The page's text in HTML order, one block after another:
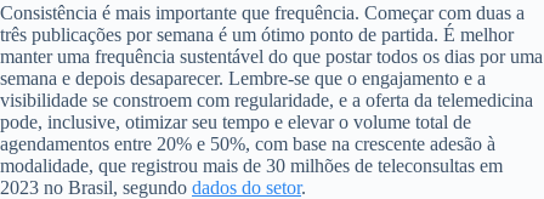
Consistência é mais importante que frequência. Começar com duas a
três publicações por semana é um ótimo ponto de partida. É melhor
manter uma frequência sustentável do que postar todos os dias por uma
semana e depois desaparecer. Lembre-se que o engajamento e a
visibilidade se constroem com regularidade, e a oferta da telemedicina
pode, inclusive, otimizar seu tempo e elevar o volume total de
agendamentos entre 20% e 50%, com base na crescente adesão à
modalidade, que registrou mais de 30 milhões de teleconsultas em
2023 no Brasil, segundo dados do setor.